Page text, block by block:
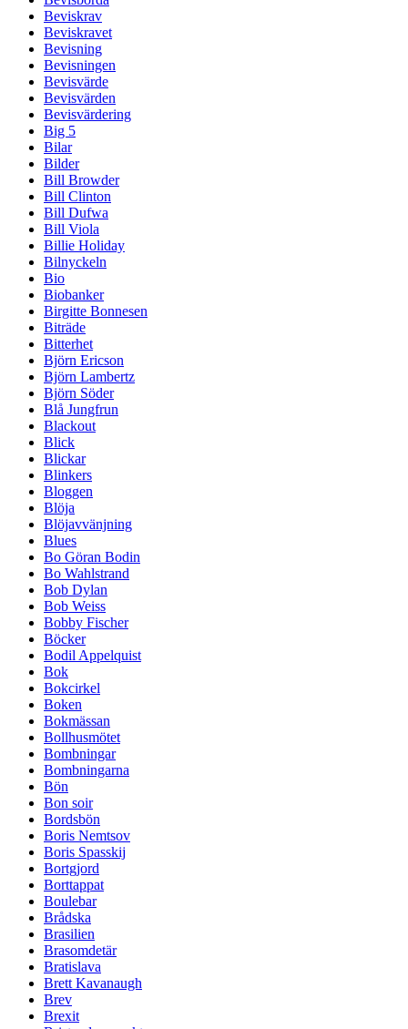
Beviskrav
Beviskravet
Bevisning
Bevisningen
Bevisvärde
Bevisvärden
Bevisvärdering
Big 5
Bilar
Bilder
Bill Browder
Bill Clinton
Bill Dufwa
Bill Viola
Billie Holiday
Bilnyckeln
Bio
Biobanker
Birgitte Bonnesen
Biträde
Bitterhet
Björn Ericson
Björn Lambertz
Björn Söder
Blå Jungfrun
Blackout
Blick
Blickar
Blinkers
Bloggen
Blöja
Blöjavvänjning
Blues
Bo Göran Bodin
Bo Wahlstrand
Bob Dylan
Bob Weiss
Bobby Fischer
Böcker
Bodil Appelquist
Bok
Bokcirkel
Boken
Bokmässan
Bollhusmötet
Bombningar
Bombningarna
Bön
Bon soir
Bordsbön
Boris Nemtsov
Boris Spasskij
Bortgjord
Borttappat
Boulebar
Brådska
Brasilien
Brasomdetär
Bratislava
Brett Kavanaugh
Brev
Brexit